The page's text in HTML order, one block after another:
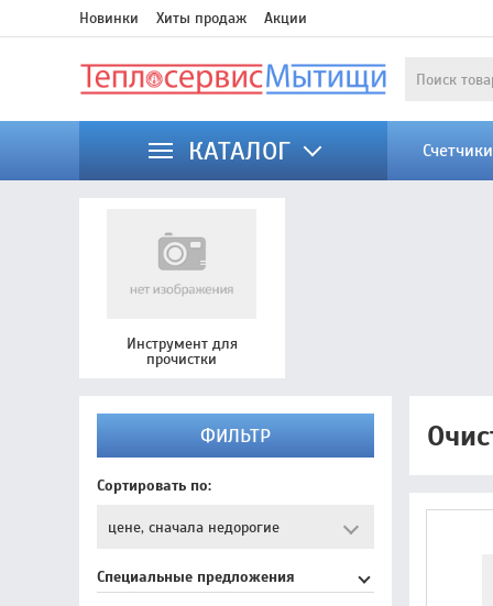
Новинки Хиты продаж Акции
КАТАЛОГ
Инструмент для
прочистки
ФИЛЬТР
Сортировать по:
Специальные предложения